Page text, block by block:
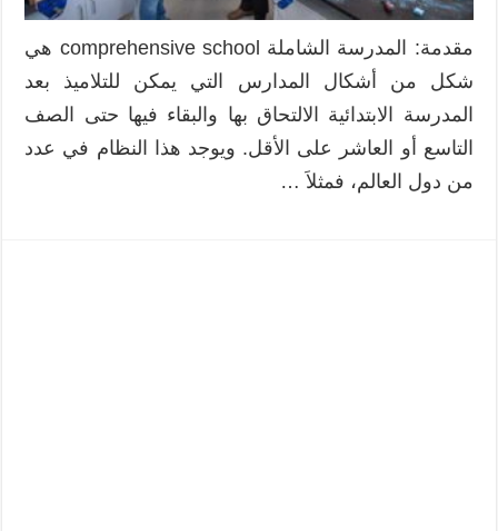
مقدمة: المدرسة الشاملة comprehensive school هي
شكل من أشكال المدارس التي يمكن للتلاميذ بعد
المدرسة الابتدائية الالتحاق بها والبقاء فيها حتى الصف
التاسع أو العاشر على الأقل. ويوجد هذا النظام في عدد
من دول العالم، فمثلاَ …